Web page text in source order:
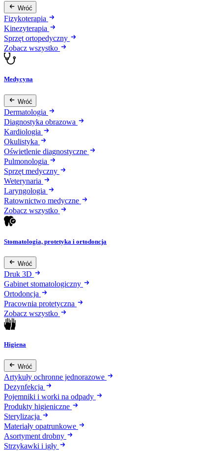
Wróć
Fizykoterapia
Kinezyterapia
Sprzęt ortopedyczny
Zobacz wszystko
Medycyna
Wróć
Dermatologia
Diagnostyka obrazowa
Kardiologia
Okulistyka
Oświetlenie diagnostyczne
Pulmonologia
Sprzęt medyczny
Weterynaria
Laryngologia
Ratownictwo medyczne
Zobacz wszystko
Stomatologia, protetyka i ortodoncja
Wróć
Druk 3D
Gabinet stomatologiczny
Ortodoncja
Pracownia protetyczna
Zobacz wszystko
Higiena
Wróć
Artykuły ochronne jednorazowe
Dezynfekcja
Pojemniki i worki na odpady
Produkty higieniczne
Sterylizacja
Materiały opatrunkowe
Asortyment drobny
Strzykawki i igły